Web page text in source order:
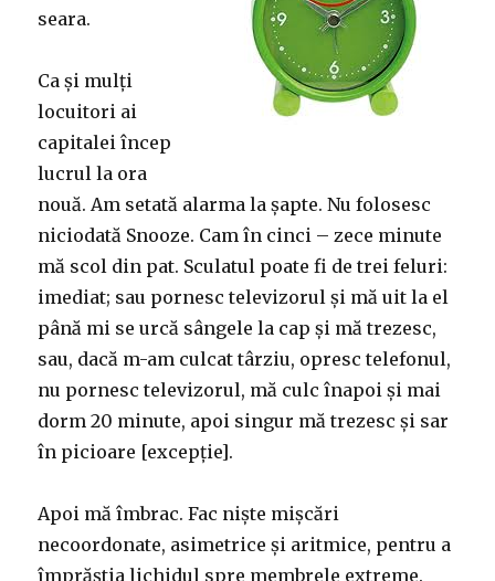
seara.
Ca și mulți
locuitori ai
capitalei încep
lucrul la ora
nouă. Am setată alarma la șapte. Nu folosesc
niciodată Snooze. Cam în cinci – zece minute
mă scol din pat. Sculatul poate fi de trei feluri:
imediat; sau pornesc televizorul și mă uit la el
până mi se urcă sângele la cap și mă trezesc,
sau, dacă m-am culcat târziu, opresc telefonul,
nu pornesc televizorul, mă culc înapoi și mai
dorm 20 minute, apoi singur mă trezesc și sar
în picioare [excepție].
Apoi mă îmbrac. Fac niște mișcări
necoordonate, asimetrice și aritmice, pentru a
împrăștia lichidul spre membrele extreme.